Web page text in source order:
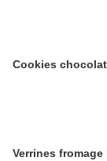
Cookies
Verrines